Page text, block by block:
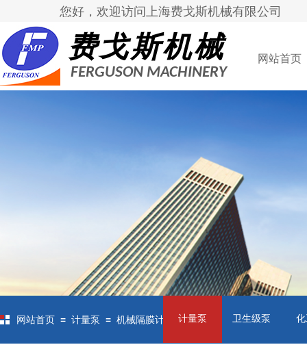
您好，欢迎访问上海费戈斯机械有限公司
网站首页
费戈斯机械
FERGUSON MACHINERY
网站首页 ≡ 计量泵 ≡ 机械隔膜计量泵计量泵 卫生级泵